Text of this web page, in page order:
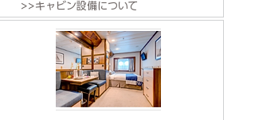
>>キャビン設備について